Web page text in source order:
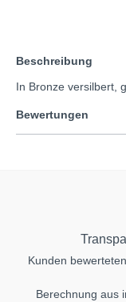
Beschreibung
In Bronze versilbert,
Bewertungen
Kunden
Berechnung aus